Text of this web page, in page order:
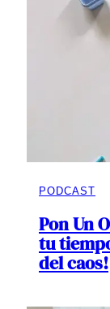
PODCAST
Pon Un
tu
del caos!